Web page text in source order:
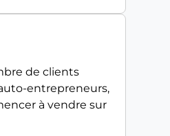
de clients
entrepreneurs,
à vendre sur